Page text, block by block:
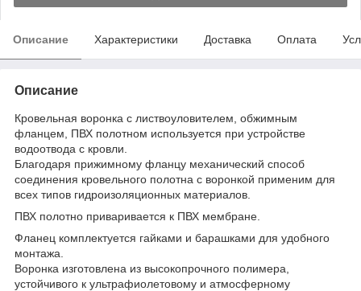
Описание Характеристики Доставка Оплата
Описание
Кровельная воронка с листвоуловителем, обжимным
фланцем, ПВХ полотном используется при устройстве
водоотвода c кровли.
Благодаря прижимному фланцу механический способ
соединения кровельного полотна с воронкой применим для
всех типов гидроизоляционных материалов.
ПВХ полотно приваривается к ПВХ мембране.
Фланец комплектуется гайками и барашками для удобного
монтажа.
Воронка изготовлена из высокопрочного полимера,
устойчивого к ультрафиолетовому и атмосферному